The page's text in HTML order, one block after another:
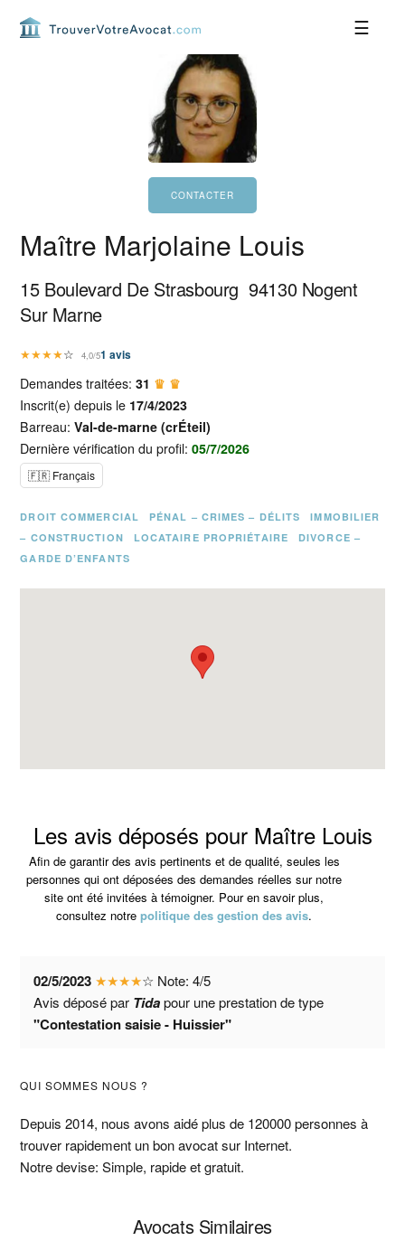
Maître Marjolaine Louis
15 Boulevard De Strasbourg 94130 Nogent
Sur Marne
★★★★☆ 4,0/51 avis
Demandes traitées:31 ♛ ♛
Inscrit(e) depuis le 17/4/2023
Barreau:Val-de-marne (crÉteil)
Dernière vérification du profil:05/7/2026
🇫🇷 Français
DROIT COMMERCIAL PÉNAL – CRIMES – DÉLITS
IMMOBILIER
– CONSTRUCTION
LOCATAIRE PROPRIÉTAIRE
DIVORCE –
GARDE D’ENFANTS
Les avis déposés pour Maître Louis
Afin de garantir des avis pertinents et de qualité, seules les
personnes qui ont déposées des demandes réelles sur notre
site ont été invitées à témoigner. Pour en savoir plus,
consultez notrepolitique des gestion des avis.
02/5/2023 ★★★★☆ Note:4/5
Avis déposé par Tidapour une prestation de type
"Contestation saisie - Huissier"
Barre
latérale
principale
QUI SOMMES NOUS ?
Depuis 2014, nous avons aidé plus de 120000 personnes à
trouver rapidement un bon avocat sur Internet.
Notre devise: Simple, rapide et gratuit.
Avocats Similaires